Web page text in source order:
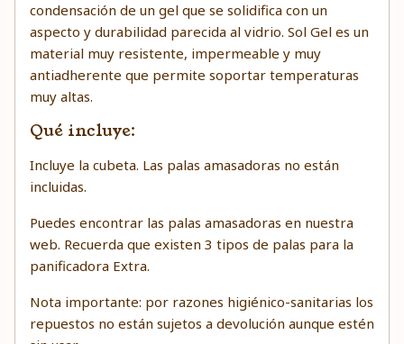
condensación de un gel que se solidifica con un
aspecto y durabilidad parecida al vidrio. Sol Gel es un
material muy resistente, impermeable y muy
antiadherente que permite soportar temperaturas
muy altas.
Qué incluye:
Incluye la cubeta. Las palas amasadoras no están
incluidas.
Puedes encontrar las palas amasadoras en nuestra
web. Recuerda que existen 3 tipos de palas para la
panificadora Extra.
Nota importante: por razones higiénico-sanitarias los
repuestos no están sujetos a devolución aunque estén